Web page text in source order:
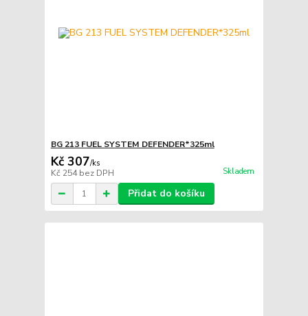
BG 213 FUEL SYSTEM DEFENDER*325ml
Kč 307/ks
Kč 254bez DPH Skladem
Přidat do košíku